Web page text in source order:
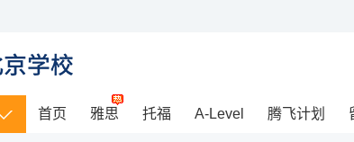
首页 雅思 托福 A-Level 腾飞计划